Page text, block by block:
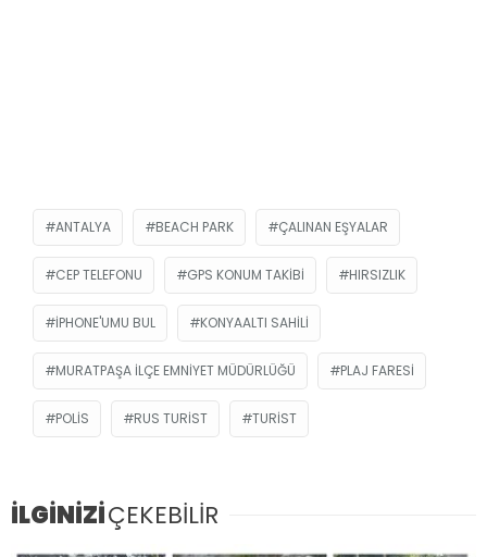
ANTALYA BEACH PARK ÇALINAN EŞYALAR
CEP TELEFONU GPS KONUM TAKIBI HIRSIZLIK
IPHONE'UMU BUL KONYAALTI SAHILI
MURATPAŞA İLÇE EMNIYET MÜDÜRLÜĞÜ PLAJ FARESI
POLIS RUS TURIST TURIST
İLGİNİZİÇEKEBİLİR